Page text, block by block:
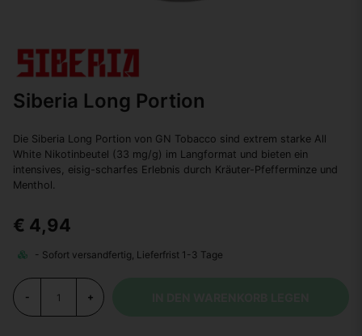
Siberia Long Portion
Die Siberia Long Portion von GN Tobacco sind extrem starke All
White Nikotinbeutel (33 mg/g) im Langformat und bieten ein
intensives, eisig-scharfes Erlebnis durch Kräuter-Pfefferminze und
Menthol.
€ 4,94
- +